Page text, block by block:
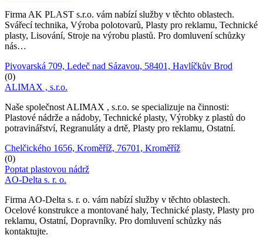
Firma AK PLAST s.r.o. vám nabízí služby v těchto oblastech.
Svářecí technika, Výroba polotovarů, Plasty pro reklamu, Technické
plasty, Lisování, Stroje na výrobu plastů. Pro domluvení schůzky
nás…
Pivovarská 709, Ledeč nad Sázavou, 58401, Havlíčkův Brod
(0)
ALIMAX , s.r.o.
Naše společnost ALIMAX , s.r.o. se specializuje na činnosti:
Plastové nádrže a nádoby, Technické plasty, Výrobky z plastů do
potravinářství, Regranuláty a drtě, Plasty pro reklamu, Ostatní.
Chelčického 1656, Kroměříž, 76701, Kroměříž
(0)
Poptat plastovou nádrž
AO-Delta s. r. o.
Firma AO-Delta s. r. o. vám nabízí služby v těchto oblastech.
Ocelové konstrukce a montované haly, Technické plasty, Plasty pro
reklamu, Ostatní, Dopravníky. Pro domluvení schůzky nás
kontaktujte.